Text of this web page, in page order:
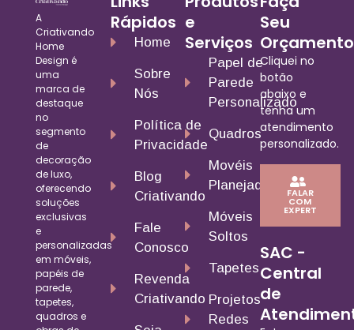
A
Criativando
Home
Design é
uma
marca de
destaque
no
segmento
de
decoração
de luxo,
oferecendo
soluções
exclusivas
e
personalizadas
em móveis,
papéis de
parede,
tapetes,
quadros e
Rápidos
Home
Sobre
Nós
Política de
Privacidade
Blog
Criativando
Fale
Conosco
Revenda
Criativando
e
Serviços
Papel de
Parede
Personalizado
Quadros
Movéis
Planejados
Móveis
Soltos
Tapetes
Projetos
Redes
Seu
Orçamento
Cliquei no
botão
abaixo e
tenha um
atendimento
personalizado.
FALAR
COM
EXPERT
SAC -
Central
de